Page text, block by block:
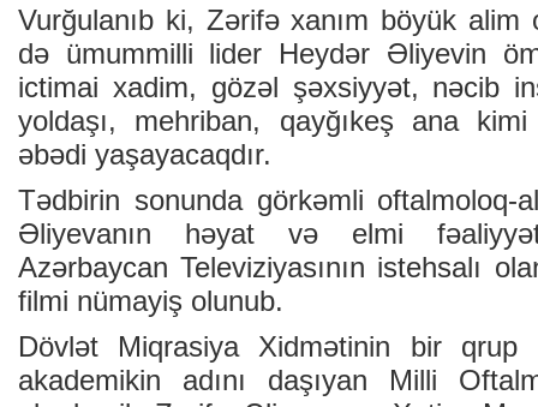
Vurğulanıb ki, Zərifə xanım böyük alim
də ümummilli lider Heydər Əliyevin
ictimai xadim, gözəl şəxsiyyət, nəcib
yoldaşı, mehriban, qayğıkeş ana kimi
əbədi yaşayacaqdır.
Tədbirin sonunda görkəmli oftalmoloq-
Əliyevanın həyat və elmi
Azərbaycan Televiziyasının istehsalı
filmi nümayiş olunub.
Dövlət Miqrasiya Xidmətinin bir qrup
akademikin adını daşıyan Milli